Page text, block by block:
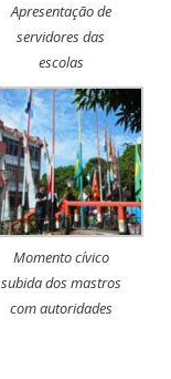
Apresentação de
servidores das
escolas
Momento cívico
subida dos mastros
com autoridades